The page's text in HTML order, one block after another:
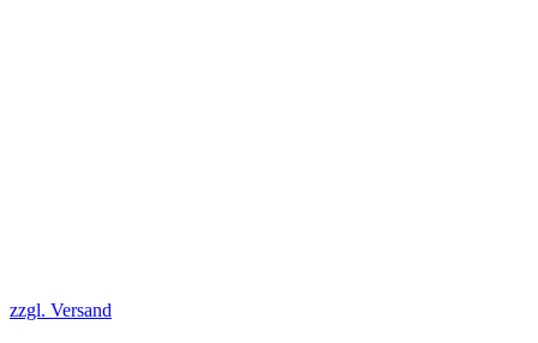
zzgl. Versand